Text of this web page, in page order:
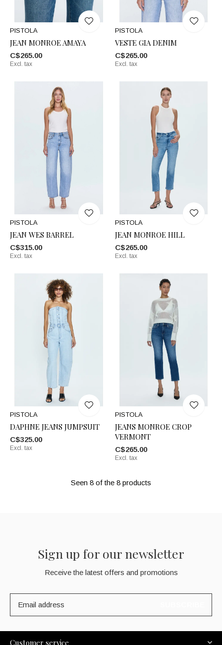
PISTOLA
JEAN MONROE AMAYA
C$265.00
Excl. tax
PISTOLA
VESTE GIA DENIM
C$265.00
Excl. tax
PISTOLA
JEAN WES BARREL
C$315.00
Excl. tax
PISTOLA
JEAN MONROE HILL
C$265.00
Excl. tax
PISTOLA
DAPHNE JEANS JUMPSUIT
C$325.00
Excl. tax
PISTOLA
JEANS MONROE CROP
VERMONT
C$265.00
Excl. tax
Seen 8 of the 8 products
Sign up for our newsletter
Receive the latest offers and promotions
Customer service